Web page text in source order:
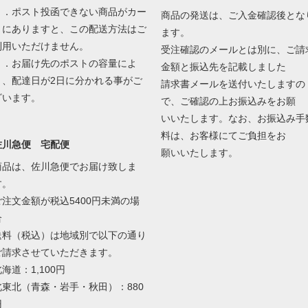
．ポスト投函できない商品がカー
にありますと、この配送方法はご
いただけません。
．お届け先のポストの容量によ
、配達日が2日に分かれる事がご
ます。
川急便 宅配便
品は、佐川急便でお届け致しま
注文金額が税込5400円未満の場
料（税込）は地域別で以下の通り
求させていただきます。
海道：1,100円
東北（青森・岩手・秋田）：880
商品の発送は、ご入金確認後とな
ます。
受注確認のメールとは別に、ご請
金額と振込先を記載しました
請求書メールを送付いたしますの
で、ご確認の上お振込みをお願
いいたします。なお、お振込み手
料は、お客様にてご負担をお
願いいたします。